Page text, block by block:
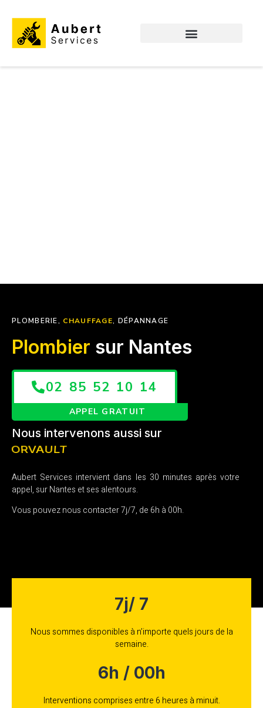
PLOMBERIE, CHAUFFAGE, DÉPANNAGE
Plombier sur Nantes
02 85 52 10 14
APPEL GRATUIT
Nous intervenons aussi sur
VERTOU
Aubert Services intervient dans les 30 minutes après votre
appel, sur Nantes et ses alentours.
Vous pouvez nous contacter 7j/7, de 6h à 00h.
7j/ 7
Nous sommes disponibles à n’importe quels jours de la
semaine.
6h / 00h
Interventions comprises entre 6 heures à minuit.